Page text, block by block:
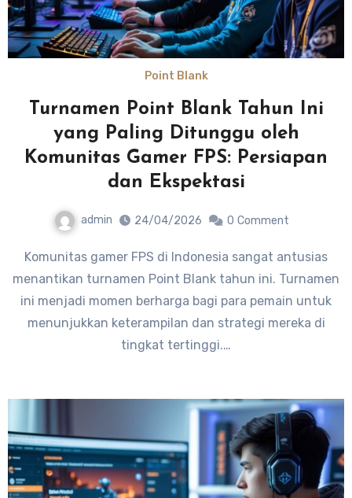
Point Blank
Turnamen Point Blank Tahun Ini
yang Paling Ditunggu oleh
Komunitas Gamer FPS: Persiapan
dan Ekspektasi
admin 24/04/2026 0 Comment
Komunitas gamer FPS di Indonesia sangat antusias
menantikan turnamen Point Blank tahun ini. Turnamen
ini menjadi momen berharga bagi para pemain untuk
menunjukkan keterampilan dan strategi mereka di
tingkat tertinggi.…